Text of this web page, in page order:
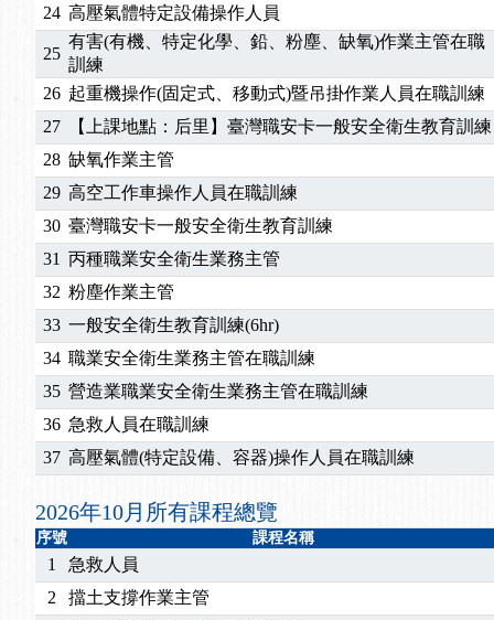
2025/07/06【中心公告】颱風假114/07/07停班停課
2025/06/06【進修課程】～～前導課程看這邊推出囉～～
2025/05/29
2025/04/28【進修課程】要怎麼進修自我？課程百百種選擇好
2025/01/21「高壓氣體製造安全主任」、「隧道等襯砌作業主
訓測驗
2025/01/15【線上課程】碳中和核心職能系列課程資訊
2026/07/15【免費研習】115年製造業危害預防職場安衛法令
2026/07/08【中心公告】因應颱風來襲，若遇停班停課消息 補
2026/05/06【產業人才投資】06/03-06/08堆高機課程，政府出
2026/04/24【製程安全評估人員】開課囉
2025/11/11【中心公告】颱風假11/12停班停課
2025/11/10【中心公告】因應颱風來襲，若遇停班停課消息 補
2025/10/30【進修課程】2026年，課程意見蒐集~
2025/08/20 【進修課程】SDS格式百百種？專業講師帶您判斷
2025/08/12【中心公告】因應颱風來襲，若遇停班停課消息 補
2025/07/06【中心公告】颱風假114/07/07停班停課
2025/06/06【進修課程】～～前導課程看這邊推出囉～～
2025/05/29【進修課程】前導課程推出公告！
2025/04/28【進修課程】要怎麼進修自我？課程百百種選擇好
2025/01/21「高壓氣體製造安全主任」、「隧道等襯砌作業主
訓測驗
2025/01/15
24 高壓氣體特定設備操作人員
25
有害(有機、特定化學、鉛、粉塵、缺氧)作業主管在職
訓練
26 起重機操作(固定式、移動式)暨吊掛作業人員在職訓練
27
【上課地點：后里】臺灣職安卡一般安全衛生教育訓練
28 缺氧作業主管
29 高空工作車操作人員在職訓練
30 臺灣職安卡一般安全衛生教育訓練
31 丙種職業安全衛生業務主管
32 粉塵作業主管
33 一般安全衛生教育訓練(6hr)
34 職業安全衛生業務主管在職訓練
35 營造業職業安全衛生業務主管在職訓練
36 急救人員在職訓練
37 高壓氣體(特定設備、容器)操作人員在職訓練
2026年10月所有課程總覽
序號 課程名稱
1
急救人員
2
擋土支撐作業主管